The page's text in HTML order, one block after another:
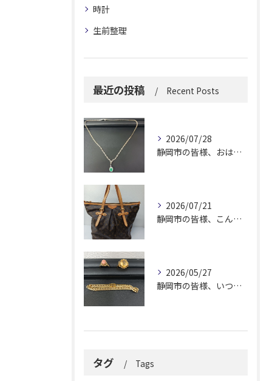
時計
生前整理
最近の投稿 Recent Posts
2026/07/28
静岡市の皆様、おはようございます。
2026/07/21
静岡市の皆様、こんにちは！
2026/05/27
静岡市の皆様、いつも大変お世話になっております。
タグ Tags